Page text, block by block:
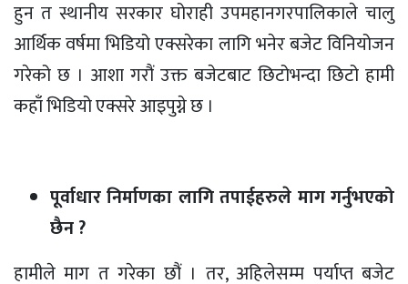
हुन त स्थानीय सरकार घोराही उपमहानगरपालिकाले चालु
आर्थिक वर्षमा भिडियो एक्सरेका लागि भनेर बजेट विनियोजन
गरेको छ । आशा गरौं उक्त बजेटबाट छिटोभन्दा छिटो हामी
कहाँ भिडियो एक्सरे आइपुग्ने छ ।
पूर्वाधार निर्माणका लागि तपाईहरुले माग गर्नुभएको
छैन ?
हामीले माग त गरेका छौं । तर, अहिलेसम्म पर्याप्त बजेट